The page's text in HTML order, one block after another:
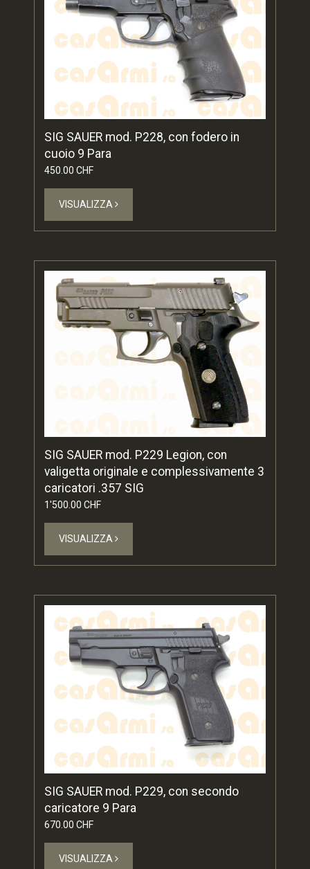
SIG SAUER mod. P228, con fodero in
cuoio 9 Para
450.00 CHF
VISUALIZZA
SIG SAUER mod. P229 Legion, con
valigetta originale e complessivamente 3
caricatori .357 SIG
1'500.00 CHF
VISUALIZZA
SIG SAUER mod. P229, con secondo
caricatore 9 Para
670.00 CHF
VISUALIZZA